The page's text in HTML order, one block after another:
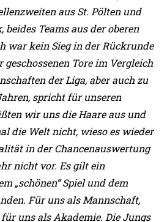
aus St. Pölten und
beides Teams aus der oberen
war kein Sieg in der Rückrunde
geschossenen Tore im Vergleich
der Liga, aber auch zu
spricht für unseren
wir uns die Haare aus und
die Welt nicht, wieso es wieder
in der Chancenauswertung
nicht vor. Es gilt ein
„schönen“ Spiel und dem
Für uns als Mannschaft,
uns als Akademie. Die Jungs